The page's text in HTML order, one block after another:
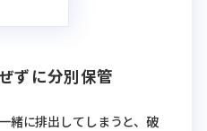
ずに分別保管
緒に排出してしまうと、破